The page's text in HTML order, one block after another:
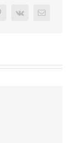
PinterestVk Email